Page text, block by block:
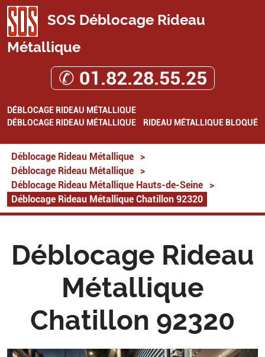
SOS Déblocage Rideau
Métallique
✆ 01.82.28.55.25
DÉBLOCAGE RIDEAU MÉTALLIQUE
DÉBLOCAGE RIDEAU MÉTALLIQUE
RIDEAU MÉTALLIQUE BLOQUÉ
Déblocage Rideau Métallique
>
Déblocage Rideau Métallique
>
Déblocage Rideau Métallique Hauts-de-Seine
>
Déblocage Rideau Métallique Chatillon 92320
Déblocage Rideau
Métallique
Chatillon 92320